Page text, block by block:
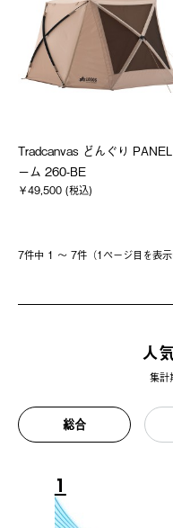
Tradcanvas どんぐり
ーム 260-BE
￥49,500 (税込)
7件中 1 〜 7件（1ページ⽬を表⽰
人
集
総合
1